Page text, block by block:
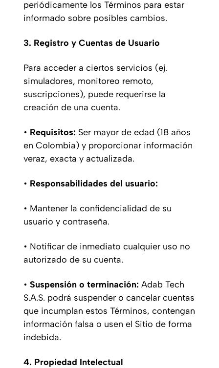
periódicamente los Términos para estar
informado sobre posibles cambios.
3. Registro y Cuentas de Usuario
Para acceder a ciertos servicios (ej.
simuladores, monitoreo remoto,
suscripciones), puede requerirse la
creación de una cuenta.
• Requisitos: Ser mayor de edad (18 años
en Colombia) y proporcionar información
veraz, exacta y actualizada.
• Responsabilidades del usuario:
• Mantener la confidencialidad de su
usuario y contraseña.
• Notificar de inmediato cualquier uso no
autorizado de su cuenta.
• Suspensión o terminación: Adab Tech
S.A.S. podrá suspender o cancelar cuentas
que incumplan estos Términos, contengan
información falsa o usen el Sitio de forma
indebida.
4. Propiedad Intelectual